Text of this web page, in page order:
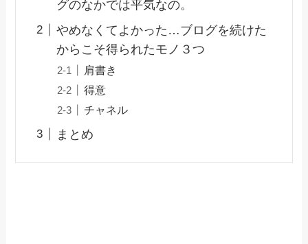
グのなかでは平気なの。
やめなくてよかった…ブログを続けた
からこそ得られたモノ３つ
肩書き
得意
チャネル
まとめ